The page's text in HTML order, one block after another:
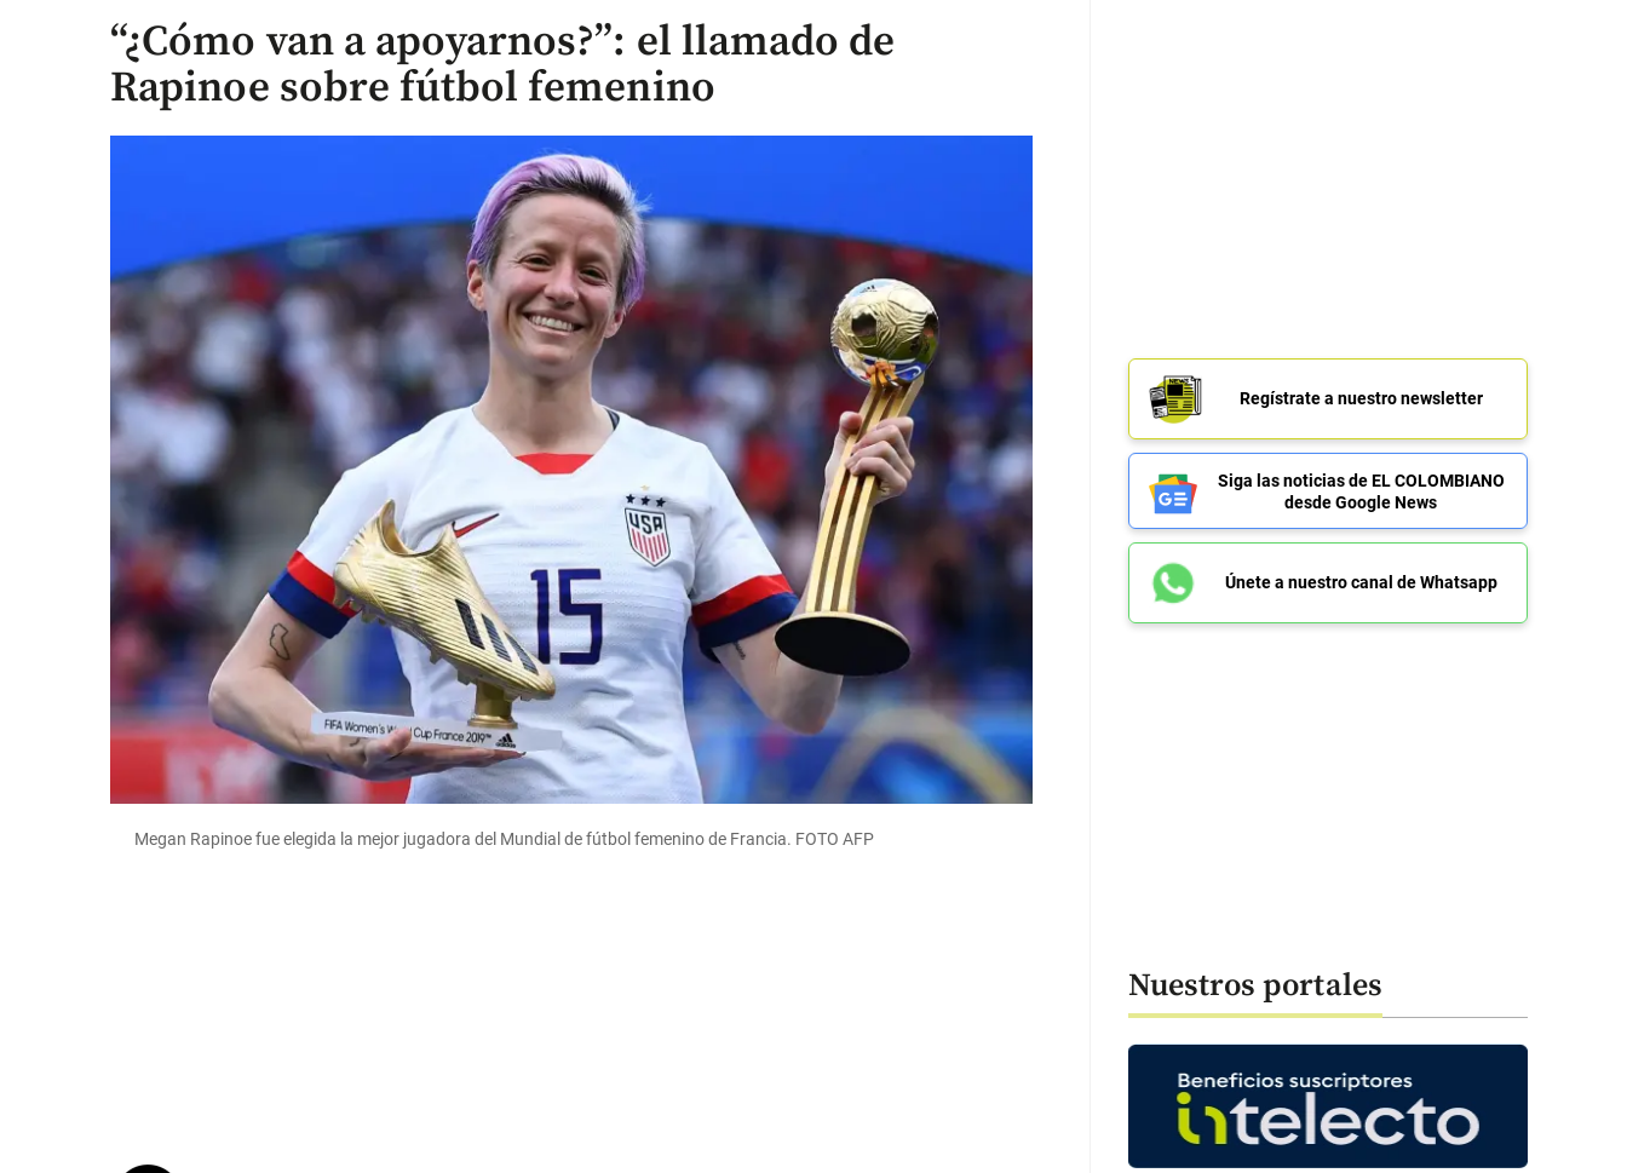
“¿Cómo van a apoyarnos?”: el llamado de
Rapinoe sobre fútbol femenino
Megan Rapinoe fue elegida la mejor jugadora del Mundial de fútbol femenino de Francia. FOTO AFP
Regístrate a nuestro newsletter
Siga las noticias de EL COLOMBIANO
desde Google News
Únete a nuestro canal de Whatsapp
Nuestros portales